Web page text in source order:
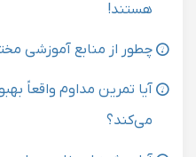
هستند!
چطور از منابع آموزشی
آیا تمرین مداوم واقعاً
می‌کند؟